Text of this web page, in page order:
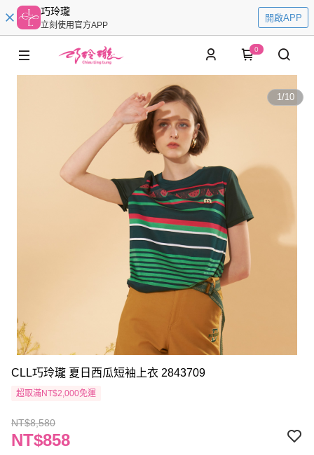
巧玲瓏
立刻使用官方APP
開啟APP
0
1/10
CLL巧玲瓏 夏日西瓜短袖上衣 2843709
超取滿NT$2,000免運
NT$8,580
NT$858